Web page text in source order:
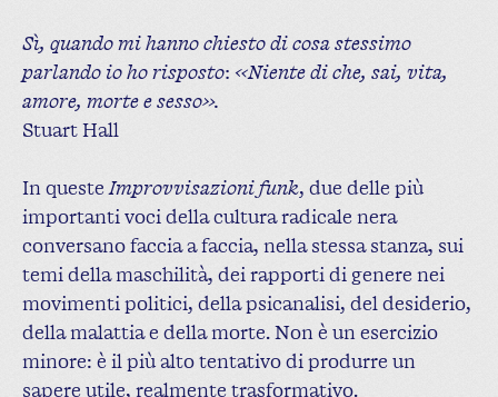
Sì, quando mi hanno chiesto di cosa stessimo
parlando io ho risposto: «Niente di che, sai, vita,
amore, morte e sesso».
Stuart Hall
In questeImprovvisazioni funk, due delle più
importanti voci della cultura radicale nera
conversano faccia a faccia, nella stessa stanza, sui
temi della maschilità, dei rapporti di genere nei
movimenti politici, della psicanalisi, del desiderio,
della malattia e della morte. Non è un esercizio
minore: è il più alto tentativo di produrre un
sapere utile, realmente trasformativo.